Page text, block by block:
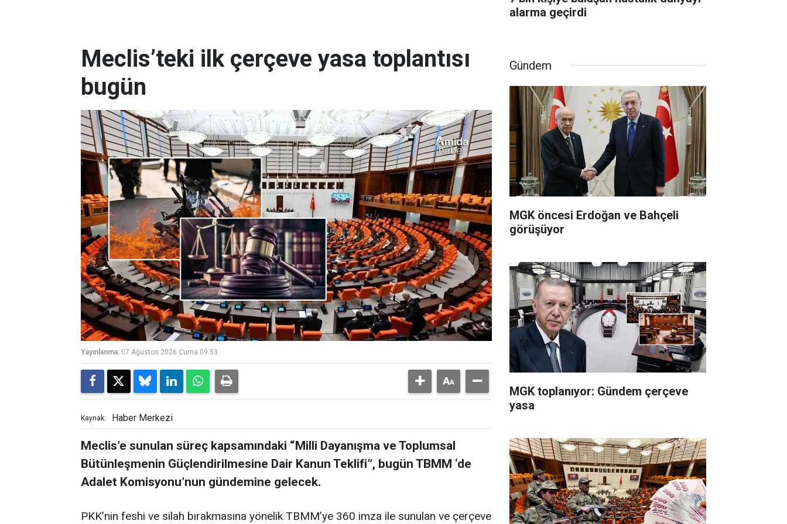
alarma geçirdi
Meclis’teki ilk çerçeve yasa toplantısı
bugün
Yayınlanma: 07 Ağustos 2026 Cuma 09:53
Kaynak: Haber Merkezi
Meclis’e sunulan süreç kapsamındaki “Milli Dayanışma ve Toplumsal
Bütünleşmenin Güçlendirilmesine Dair Kanun Teklifi”, bugün TBMM ‘de
Adalet Komisyonu’nun gündemine gelecek.
PKK’nin feshi ve silah bırakmasına yönelik TBMM’ye 360 imza ile sunulan ve çerçeve
Gündem
MGK öncesi Erdoğan ve Bahçeli
görüşüyor
MGK toplanıyor: Gündem çerçeve
yasa